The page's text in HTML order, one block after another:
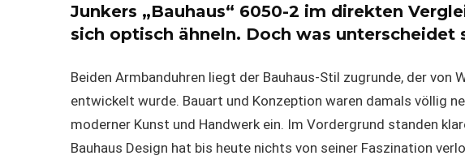
Junkers „Bauhaus“ 6050-2 im direkten
sich optisch ähneln. Doch was unterscheidet
Beiden Armbanduhren liegt der Bauhaus-Stil zugrunde, der von
entwickelt wurde. Bauart und Konzeption waren damals völlig
moderner Kunst und Handwerk ein. Im Vordergrund standen
Bauhaus Design hat bis heute nichts von seiner Faszination